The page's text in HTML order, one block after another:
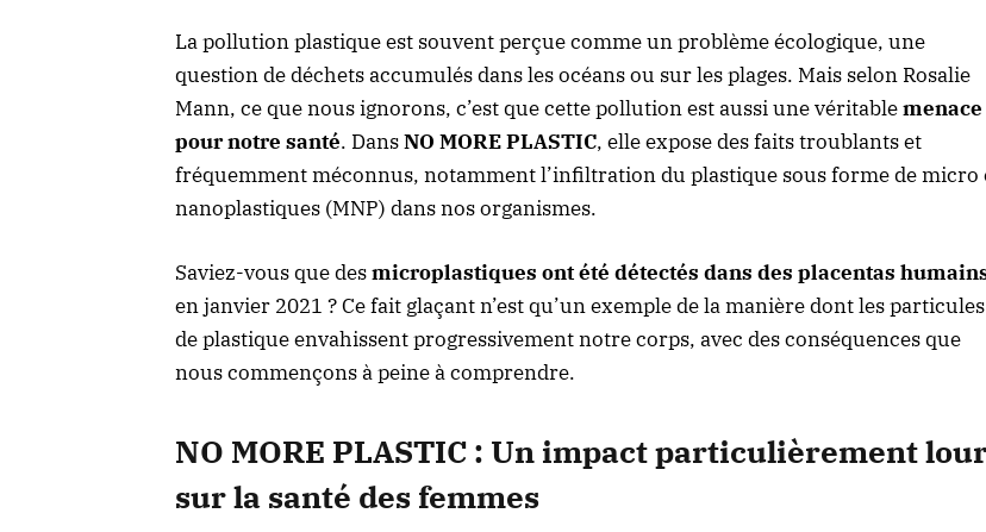
La pollution plastique est souvent perçue comme un problème écologique, une
question de déchets accumulés dans les océans ou sur les plages. Mais selon Rosalie
Mann, ce que nous ignorons, c’est que cette pollution est aussi une véritablemenace
pour notre santé. DansNO MORE PLASTIC, elle expose des faits troublants et
fréquemment méconnus, notamment l’infiltration du plastique sous forme de micro
nanoplastiques (MNP) dans nos organismes.
Saviez-vous que desmicroplastiques ont été détectés dans des placentas
en janvier 2021 ? Ce fait glaçant n’est qu’un exemple de la manière dont les particules
de plastique envahissent progressivement notre corps, avec des conséquences que
nous commençons à peine à comprendre.
NO MORE PLASTIC : Un impact particulièrement
sur la santé des femmes